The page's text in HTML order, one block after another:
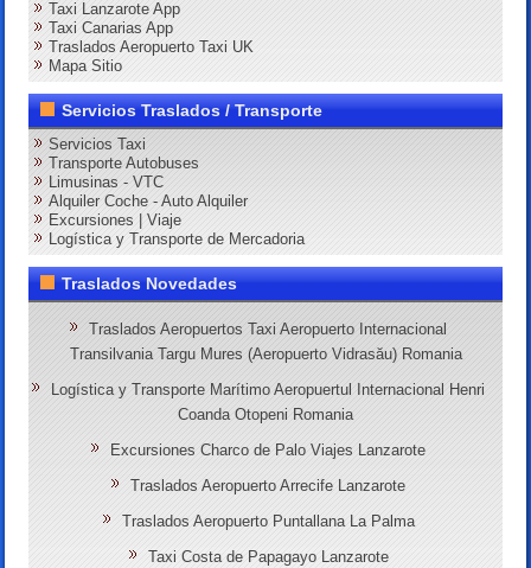
Taxi Lanzarote App
Taxi Canarias App
Traslados Aeropuerto Taxi UK
Mapa Sitio
Servicios Traslados / Transporte
Servicios Taxi
Transporte Autobuses
Limusinas - VTC
Alquiler Coche - Auto Alquiler
Excursiones | Viaje
Logística y Transporte de Mercadoria
Traslados Novedades
Traslados Aeropuertos Taxi Aeropuerto Internacional
Transilvania Targu Mures (Aeropuerto Vidrasău) Romania
Logística y Transporte Marítimo Aeropuertul Internacional Henri
Coanda Otopeni Romania
Excursiones Charco de Palo Viajes Lanzarote
Traslados Aeropuerto Arrecife Lanzarote
Traslados Aeropuerto Puntallana La Palma
Taxi Costa de Papagayo Lanzarote